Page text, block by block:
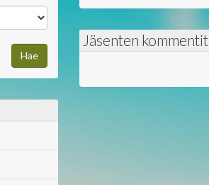
Jäsenten kommentit